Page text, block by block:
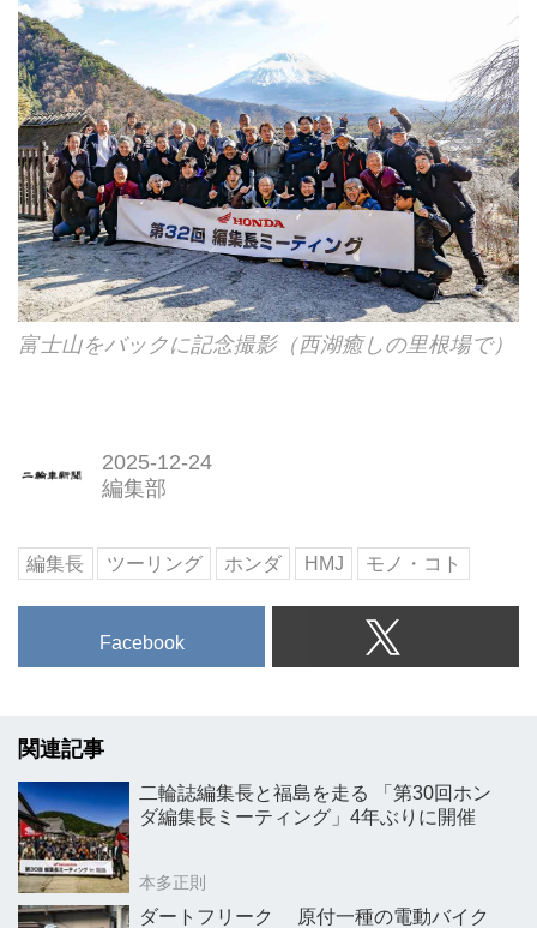
富士山をバックに記念撮影（西湖癒しの里根場で）
2025-12-24
編集部
編集長 ツーリング ホンダ HMJ モノ・コト
Facebook
関連記事
二輪誌編集長と福島を走る 「第30回ホン
ダ編集長ミーティング」4年ぶりに開催
本多正則
ダートフリーク 原付一種の電動バイク